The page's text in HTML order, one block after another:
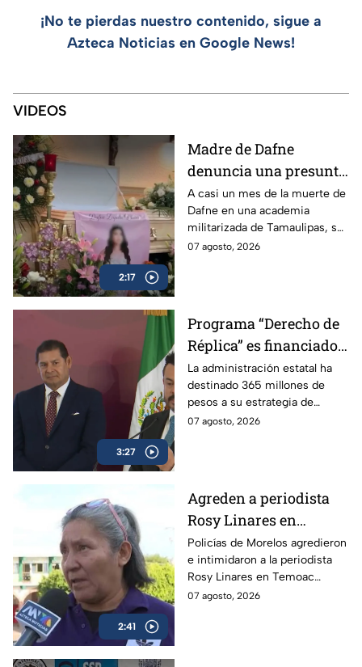
¡No te pierdas nuestro contenido, sigue a
Azteca Noticias en Google News!
VIDEOS
2:17
Madre de Dafne
denuncia una presunta
red familiar tras la
muerte de su hija en
Tamaulipas
A casi un mes de la muerte de
Dafne en una academia
militarizada de Tamaulipas, su
madre exige justicia y
07 agosto, 2026
3:27
Programa “Derecho de
Réplica” es financiado
con dinero de los
poblanos, pero se usa
para atacar a la prensa
crítica
La administración estatal ha
destinado 365 millones de
pesos a su estrategia de
comunicación social, lo que
07 agosto, 2026
2:41
Agreden a periodista
Rosy Linares en
Morelos durante
cobertura del asesinato
del alcalde de Temoac
Policías de Morelos agredieron
e intimidaron a la periodista
Rosy Linares en Temoac
mientras realizaba una
07 agosto, 2026